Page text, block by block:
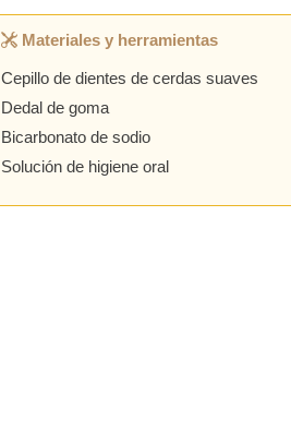
Materiales y herramientas
Cepillo de dientes de cerdas suaves
Dedal de goma
Bicarbonato de sodio
Solución de higiene oral